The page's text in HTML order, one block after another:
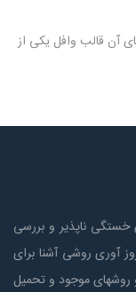
آن قالب وافل یکی از
ناپذير و بررسی
آوری روشی آشنا برای
روشهای موجود و تحمیل